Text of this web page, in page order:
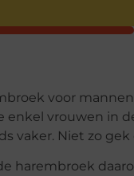
voor
enkel vrouwen in
vaker. Niet zo
harembroek